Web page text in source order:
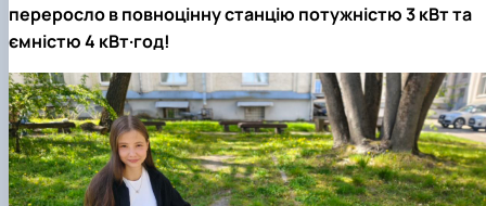
переросло в повноцінну станцію потужністю 3 кВт та
ємністю 4 кВт·год!